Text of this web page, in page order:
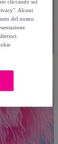
cliccando sul
Alcuni
del nostro